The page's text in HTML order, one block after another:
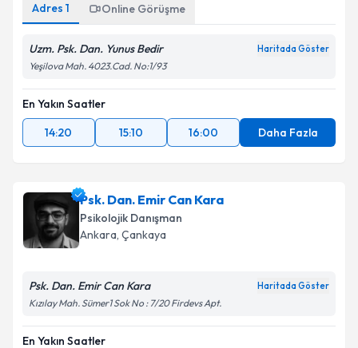
Adres 1 Online Görüşme
Uzm. Psk. Dan. Yunus Bedir Haritada Göster
Yeşilova Mah. 4023.Cad. No:1/93
En Yakın Saatler
14:20
15:10 16:00 Daha Fazla
Psk. Dan. Emir Can Kara
Psikolojik Danışman
Ankara, Çankaya
Psk. Dan. Emir Can Kara Haritada Göster
Kızılay Mah. Sümer1 Sok No : 7/20 Firdevs Apt.
En Yakın Saatler